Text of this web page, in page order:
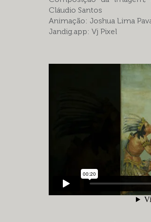
Cláudio Santos
Animação: Joshua Lima
Jandig.app: Vj Pixel